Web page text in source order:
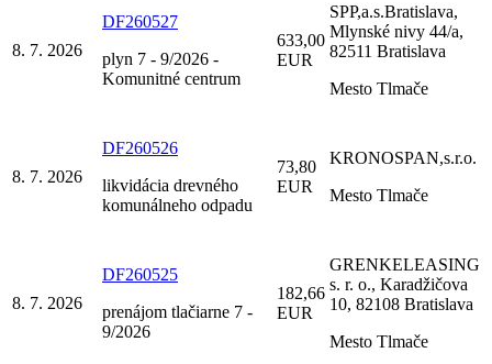
8. 7. 2026
DF260527
plyn 7 - 9/2026 -
Komunitné centrum
633,00
EUR
SPP,a.s.Bratislava,
Mlynské nivy 44/a,
82511 Bratislava
Mesto Tlmače
8. 7. 2026
DF260526
likvidácia drevného
komunálneho odpadu
73,80
EUR
KRONOSPAN,s.r.o.
Mesto Tlmače
8. 7. 2026
DF260525
prenájom tlačiarne 7 -
9/2026
182,66
EUR
GRENKELEASING
s. r. o., Karadžičova
10, 82108 Bratislava
Mesto Tlmače